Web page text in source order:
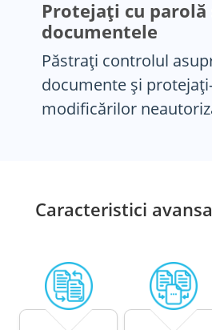
Protejați cu
documentele
Păstrați controlul
documente și
modificărilor
Caracteristici